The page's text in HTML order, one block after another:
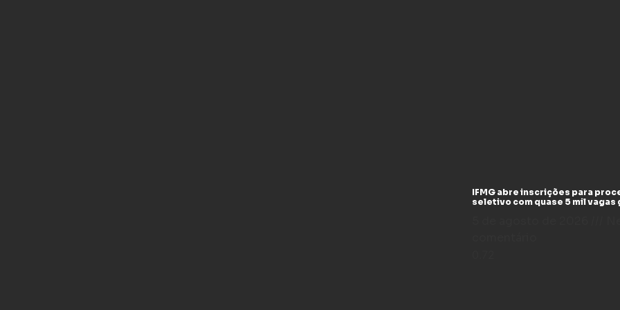
IFMG abre inscrições para
seletivo com quase 5 mil vagas